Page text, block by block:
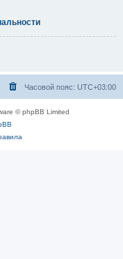
Часовой пояс: UTC+03:00
© phpBB Limited